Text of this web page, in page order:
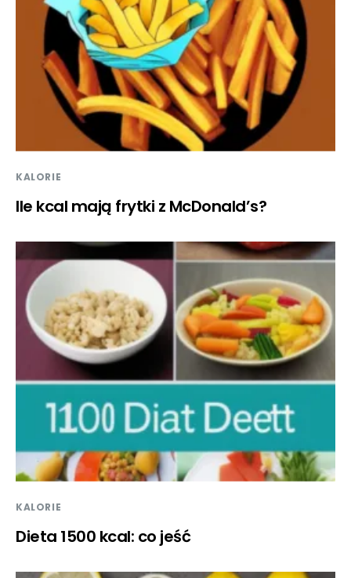
KALORIE
Ile kcal mają frytki z McDonald’s?
KALORIE
Dieta 1500 kcal: co jeść